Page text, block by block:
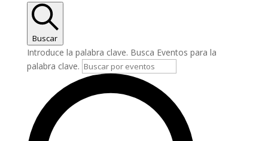
Buscar
Introduce la palabra clave. Busca Eventos para la
palabra clave.